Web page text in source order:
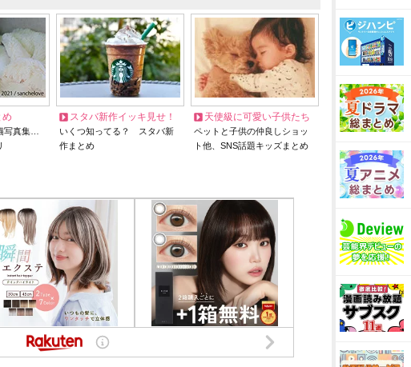
め
写真集…
スタバ新作イッキ見せ！
いくつ知ってる？ スタバ新
作まとめ
天使級に可愛い子供たち
ペットと子供の仲良しショッ
ト他、SNS話題キッズまとめ